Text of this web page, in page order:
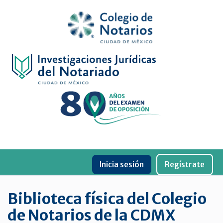
Física
Jurídica
virtual
de
Inicia sesión Regístrate
Biblioteca física del Colegio
de Notarios de la CDMX